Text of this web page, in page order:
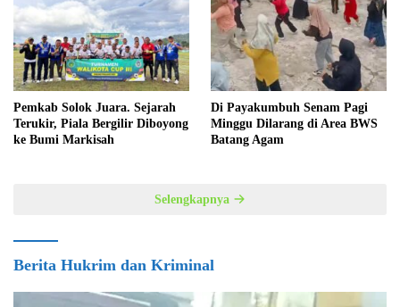
Pemkab Solok Juara. Sejarah
Terukir, Piala Bergilir Diboyong
ke Bumi Markisah
Di Payakumbuh Senam Pagi
Minggu Dilarang di Area BWS
Batang Agam
Selengkapnya
Berita Hukrim dan Kriminal